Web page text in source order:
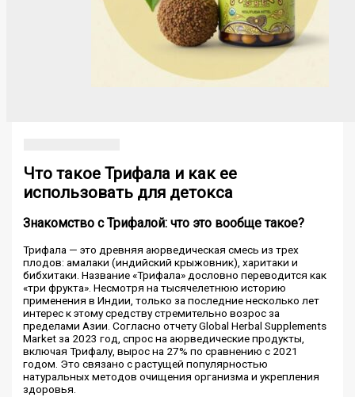
Что такое Трифала и как ее
использовать для детокса
Знакомство с Трифалой: что это вообще такое?
Трифала — это древняя аюрведическая смесь из трех
плодов: амалаки (индийский крыжовник), харитаки и
бибхитаки. Название «Трифала» дословно переводится как
«три фрукта». Несмотря на тысячелетнюю историю
применения в Индии, только за последние несколько лет
интерес к этому средству стремительно возрос за
пределами Азии. Согласно отчету Global Herbal Supplements
Market за 2023 год, спрос на аюрведические продукты,
включая Трифалу, вырос на 27% по сравнению с 2021
годом. Это связано с растущей популярностью
натуральных методов очищения организма и укрепления
здоровья.